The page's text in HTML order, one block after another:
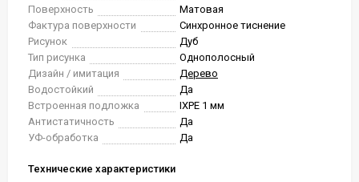
Поверхность
Матовая
Фактура поверхности
Синхронное тиснение
Рисунок
Дуб
Тип рисунка
Однополосный
Дизайн / имитация
Дерево
Водостойкий
Да
Встроенная подложка
IXPE 1 мм
Антистатичность
Да
УФ-обработка
Да
Технические характеристики